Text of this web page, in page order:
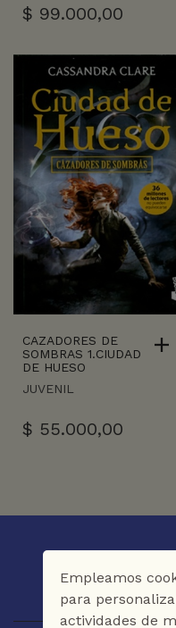
$ 99.000,00
CAZADORES DE
SOMBRAS 1.CIUDAD
DE HUESO
JUVENIL
$ 55.000,00
Empleamos
para
actividades de